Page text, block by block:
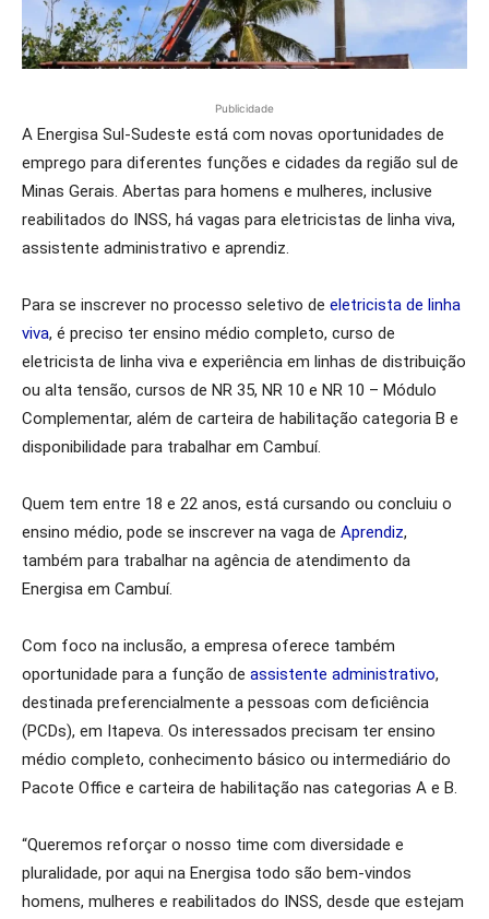
Publicidade
A Energisa Sul-Sudeste está com novas oportunidades de
emprego para diferentes funções e cidades da região sul de
Minas Gerais. Abertas para homens e mulheres, inclusive
reabilitados do INSS, há vagas para eletricistas de linha viva,
assistente administrativo e aprendiz.
Para se inscrever no processo seletivo de eletricista de linha
viva, é preciso ter ensino médio completo, curso de
eletricista de linha viva e experiência em linhas de distribuição
ou alta tensão, cursos de NR 35, NR 10 e NR 10 – Módulo
Complementar, além de carteira de habilitação categoria B e
disponibilidade para trabalhar em Cambuí.
Quem tem entre 18 e 22 anos, está cursando ou concluiu o
ensino médio, pode se inscrever na vaga de Aprendiz,
também para trabalhar na agência de atendimento da
Energisa em Cambuí.
Com foco na inclusão, a empresa oferece também
oportunidade para a função de assistente administrativo,
destinada preferencialmente a pessoas com deficiência
(PCDs), em Itapeva. Os interessados precisam ter ensino
médio completo, conhecimento básico ou intermediário do
Pacote Office e carteira de habilitação nas categorias A e B.
“Queremos reforçar o nosso time com diversidade e
pluralidade, por aqui na Energisa todo são bem-vindos
homens, mulheres e reabilitados do INSS, desde que estejam